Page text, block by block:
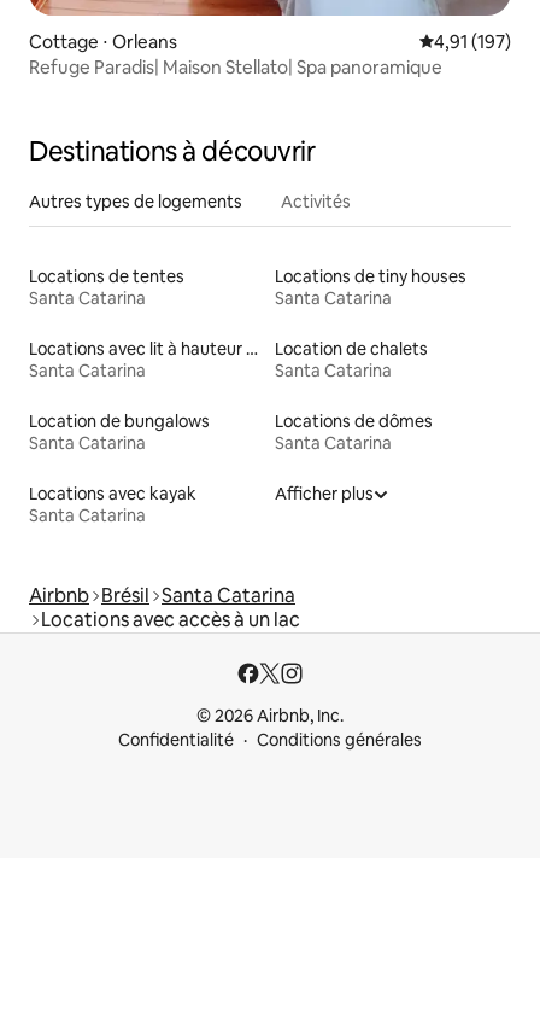
Cottage ⋅ Orleans Évaluation
4,91 (197)
Refuge Paradis| Maison Stellato| Spa panoramique
Destinations à découvrir
Autres types de logements Activités
Locations de tentes
Santa Catarina
Locations de tiny houses
Santa Catarina
Locations avec lit à hauteur adaptée
Santa Catarina
Location de chalets
Santa Catarina
Location de bungalows
Santa Catarina
Locations de dômes
Santa Catarina
Locations avec kayak
Santa Catarina
Afficher plus
Airbnb Brésil Santa Catarina
Locations avec accès à un lac
© 2026 Airbnb, Inc.
Confidentialité
Conditions générales